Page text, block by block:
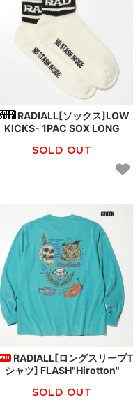
RADIALL[ソックス]LOW
KICKS- 1PAC SOX LONG
SOLD OUT
RADIALL[ロングスリーブT
シャツ] FLASH"Hirotton"
SOLD OUT